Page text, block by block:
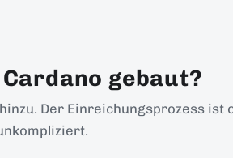
gebaut?
Der Einreichungsprozess ist